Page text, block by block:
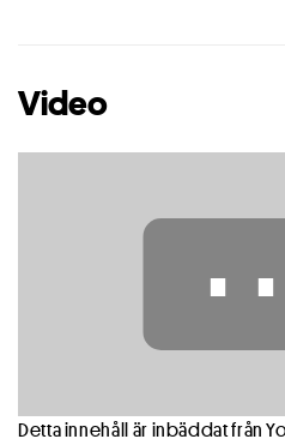
Video
Detta innehåll är inbäddat från